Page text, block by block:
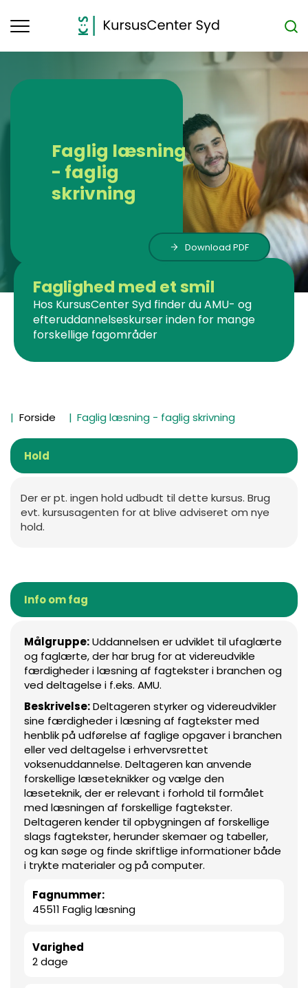
Toggle
Faglighed med et smil
Hos KursusCenter Syd finder du AMU- og
efteruddannelseskurser inden for mange
forskellige fagområder
Faglig læsning
- faglig
skrivning
Download PDF
Forside Faglig læsning - faglig skrivning
Hold
Der er pt. ingen hold udbudt til dette kursus. Brug
evt. kursusagenten for at blive adviseret om nye
hold.
Info om fag
Målgruppe:Uddannelsen er udviklet til ufaglærte
og faglærte, der har brug for at videreudvikle
færdigheder i læsning af fagtekster i branchen og
ved deltagelse i f.eks. AMU.
Beskrivelse:Deltageren styrker og videreudvikler
sine færdigheder i læsning af fagtekster med
henblik på udførelse af faglige opgaver i branchen
eller ved deltagelse i erhvervsrettet
voksenuddannelse. Deltageren kan anvende
forskellige læseteknikker og vælge den
læseteknik, der er relevant i forhold til formålet
med læsningen af forskellige fagtekster.
Deltageren kender til opbygningen af forskellige
slags fagtekster, herunder skemaer og tabeller,
og kan søge og finde skriftlige informationer både
i trykte materialer og på computer.
Fagnummer:
45511 Faglig læsning
Varighed
2 dage